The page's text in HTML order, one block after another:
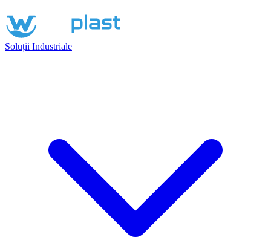
Soluții Industriale